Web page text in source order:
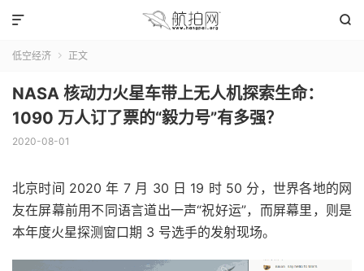


低空经济  正文
NASA 核动力火星车带上无人机探索生命：
1090 万人订了票的“毅力号”有多强？
2020-08-01
北京时间 2020 年 7 月 30 日 19 时 50 分，世界各地的网
友在屏幕前用不同语言道出一声“祝好运”，而屏幕里，则是
本年度火星探测窗口期 3 号选手的发射现场。